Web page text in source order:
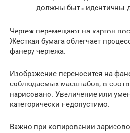
должны быть идентичны
Чертеж перемещают на картон
Жесткая бумага облегчает
фанеру чертежа.
Изображение переносится на
соблюдаемых масштабов, в
нарисовано. Увеличение или
категорически недопустимо.
Важно при копировании